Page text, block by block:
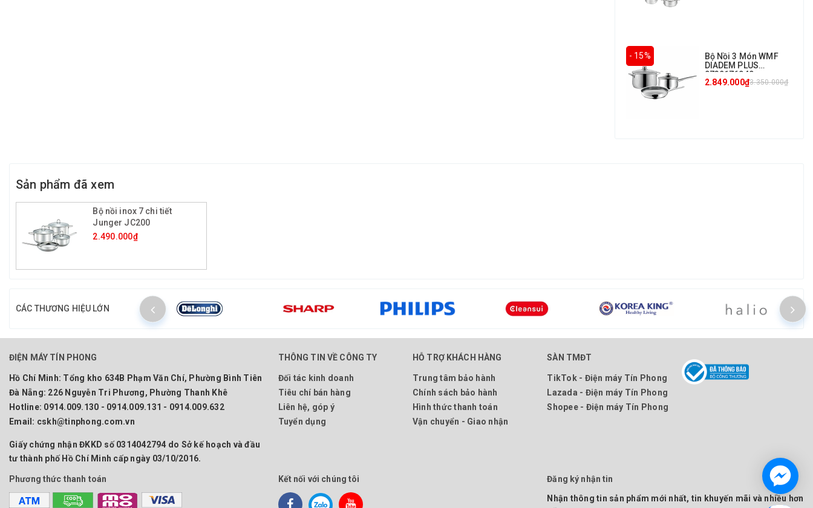
- 15%
Bộ Nồi 3 Món WMF
DIADEM PLUS
0739176040
3.350.000₫
2.849.000₫
Sản phẩm đã xem
Bộ nồi inox 7 chi tiết
Junger JC200
2.490.000₫
CÁC THƯƠNG HIỆU LỚN
ĐIỆN MÁY TÍN PHONG
Hồ Chí Minh: Tổng kho 634B Phạm Văn Chí, Phường Bình Tiên
Đà Nẵng: 226 Nguyễn Tri Phương, Phường Thanh Khê
Hotline: 0914.009.130 - 0914.009.131 - 0914.009.632
Email: cskh@tinphong.com.vn
Giấy chứng nhận ĐKKD số 0314042794 do Sở kế hoạch và đầu
tư thành phố Hồ Chí Minh cấp ngày 03/10/2016.
THÔNG TIN VỀ CÔNG TY
Đối tác kinh doanh
Tiêu chí bán hàng
Liên hệ, góp ý
Tuyển dụng
HỖ TRỢ KHÁCH HÀNG
Trung tâm bảo hành
Chính sách bảo hành
Hình thức thanh toán
Vận chuyển - Giao nhận
SÀN TMĐT
TikTok - Điện máy Tín Phong
Lazada - Điện máy Tín Phong
Shopee - Điện máy Tín Phong
Phương thức thanh toán Kết nối với chúng tôi
Đăng ký nhận tin
Nhận thông tin sản phẩm mới nhất, tin khuyến mãi và nhiều hơn